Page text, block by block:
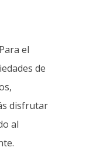
el
de
disfrutar
al